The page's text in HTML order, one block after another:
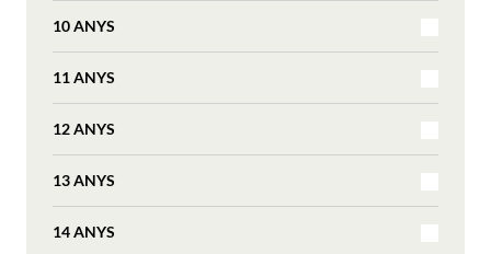
10 ANYS
11 ANYS
12 ANYS
13 ANYS
14 ANYS